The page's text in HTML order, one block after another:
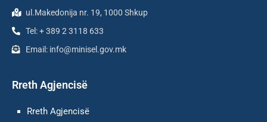
ul.Makedonija nr. 19, 1000 Shkup
Tel: + 389 2 3118 633
Email: info@minisel.gov.mk
Rreth Agjencisë
Rreth Agjencisë